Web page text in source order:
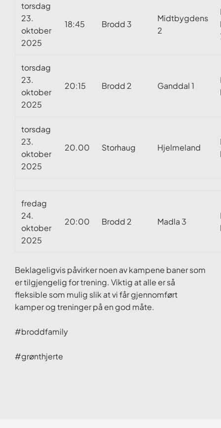
torsdag
23.
oktober
2025
18:45 Brodd 3
Midtbygdens
2
torsdag
23.
oktober
2025
20:15 Brodd 2 Ganddal 1
torsdag
23.
oktober
2025
20.00 Storhaug Hjelmeland
fredag
24.
oktober
2025
20:00 Brodd 2 Madla 3
Beklageligvis påvirker noen av kampene baner som
er tilgjengelig for trening. Viktig at alle er så
fleksible som mulig slik at vi får gjennomført
kamper og treninger på en god måte.
#broddfamily
#grønthjerte